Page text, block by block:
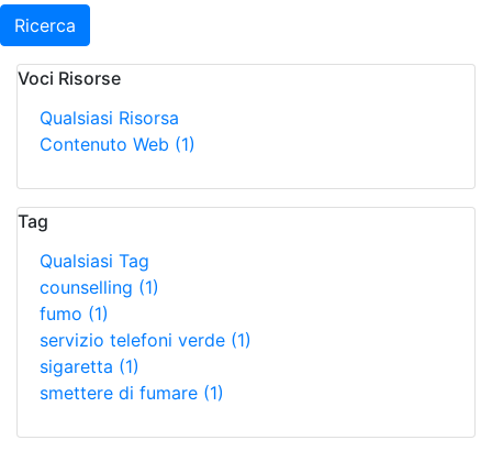
Ricerca
Voci Risorse
Qualsiasi Risorsa
Contenuto Web (1)
Tag
Qualsiasi Tag
counselling (1)
fumo (1)
servizio telefoni verde (1)
sigaretta (1)
smettere di fumare (1)